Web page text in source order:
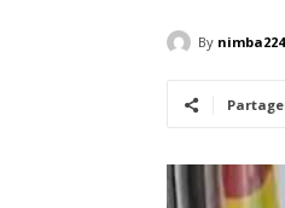
By nimba224